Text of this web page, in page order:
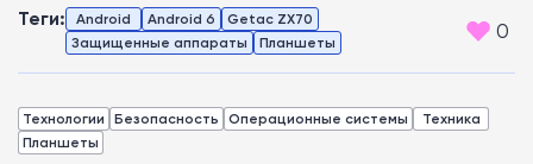
Теги: Android Android 6
Getac ZX70
Защищенные аппараты
Планшеты 0
Технологии Безопасность Операционные системы
Техника
Планшеты